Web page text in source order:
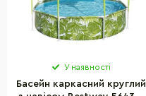
У наявності
Басейн каркасний круглий